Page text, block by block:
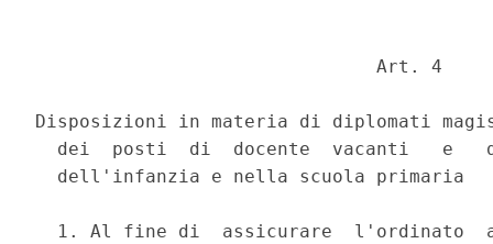
                               Art. 4
Disposizioni in materia di diplomati
dei  posti  di  docente  vacanti   e
  dell'infanzia e nella scuola primaria
1. Al fine di  assicurare  l'ordinato